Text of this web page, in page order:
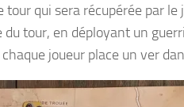
qui sera récupérée par
tour, en déployant un
joueur place un ver